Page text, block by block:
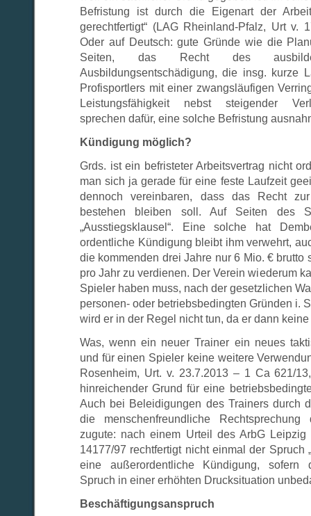
Befristung ist durch die Eigenart der
gerechtfertigt“ (LAG Rheinland-Pfalz, Urt v.
Oder auf Deutsch: gute Gründe wie die
Seiten, das Recht des
Ausbildungsentschädigung, die insg. kurze
Profisportlers mit einer zwangsläufigen
Leistungsfähigkeit nebst steigender
sprechen dafür, eine solche Befristung
Kündigung möglich?
Grds. ist ein befristeter Arbeitsvertrag nicht
man sich ja gerade für eine feste Laufzeit
dennoch vereinbaren, dass das Recht
bestehen bleiben soll. Auf Seiten des
„Ausstiegsklausel“. Eine solche hat
ordentliche Kündigung bleibt ihm verwehrt,
die kommenden drei Jahre nur 6 Mio. € brutto
pro Jahr zu verdienen. Der Verein wiederum
Spieler haben muss, nach der gesetzlichen
personen- oder betriebsbedingten Gründen i.
wird er in der Regel nicht tun, da er dann
Was, wenn ein neuer Trainer ein neues
und für einen Spieler keine weitere
Rosenheim, Urt. v. 23.7.2013 – 1 Ca 621/
hinreichender Grund für eine
Auch bei Beleidigungen des Trainers durch
die menschenfreundliche Rechtsprechung
zugute: nach einem Urteil des ArbG
14177/97 rechtfertigt nicht einmal der Spruch
eine außerordentliche Kündigung, sofern
Spruch in einer erhöhten Drucksituation
Beschäftigungsanspruch